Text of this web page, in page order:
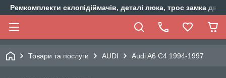
Ремкомплекти склопідіймачів, деталі люка, трос замка
Товари та послуги AUDI Audi A6 C4 1994-1997